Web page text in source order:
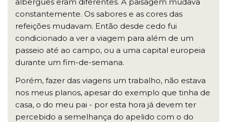
constantemente. Os sabores e as cores das
refeições mudavam. Então desde cedo fui
condicionado a ver a viagem para além de um
passeio até ao campo, ou a uma capital europeia
durante um fim-de-semana.
Porém, fazer das viagens um trabalho, não estava
nos meus planos, apesar do exemplo que tinha de
casa, o do meu pai - por esta hora já devem ter
percebido a semelhança do apelido com o do